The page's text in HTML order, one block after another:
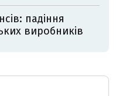
падіння
виробників